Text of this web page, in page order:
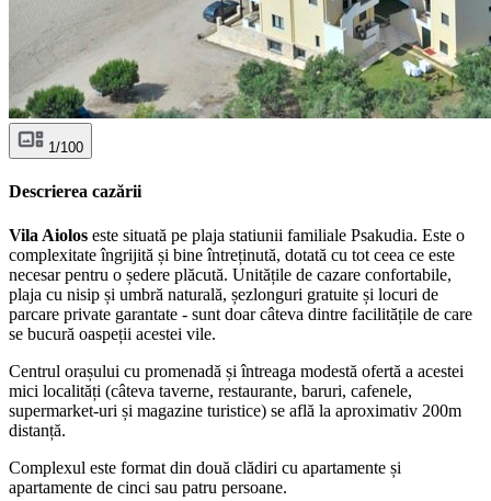
1/100
Descrierea cazării
Vila Aiolos este situată pe plaja statiunii familiale Psakudia. Este o
complexitate îngrijită și bine întreținută, dotată cu tot ceea ce este
necesar pentru o ședere plăcută. Unitățile de cazare confortabile,
plaja cu nisip și umbră naturală, șezlonguri gratuite și locuri de
parcare private garantate - sunt doar câteva dintre facilitățile de care
se bucură oaspeții acestei vile.
Centrul orașului cu promenadă și întreaga modestă ofertă a acestei
mici localități (câteva taverne, restaurante, baruri, cafenele,
supermarket-uri și magazine turistice) se află la aproximativ 200m
distanță.
Complexul este format din două clădiri cu apartamente și
apartamente de cinci sau patru persoane.